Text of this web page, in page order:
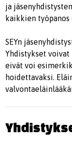
ja
kaikkien työpanos
SEYn
Yhdistykset
eivät voi
hoidettavaksi.